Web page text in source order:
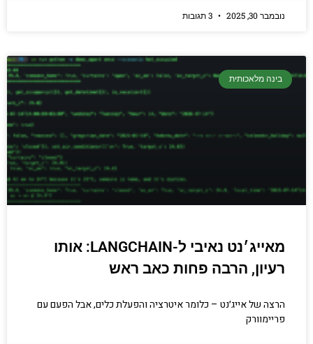
נובמבר 30, 2025
בינה מלאכותית
מאייג׳נט נאיבי ל-LANGCHAIN: אותו
רעיון, הרבה פחות כאב ראש
הרצה של אייג׳נט – כלומר איטרציה והפעלת כלים, אבל הפעם עם
פריימוורק